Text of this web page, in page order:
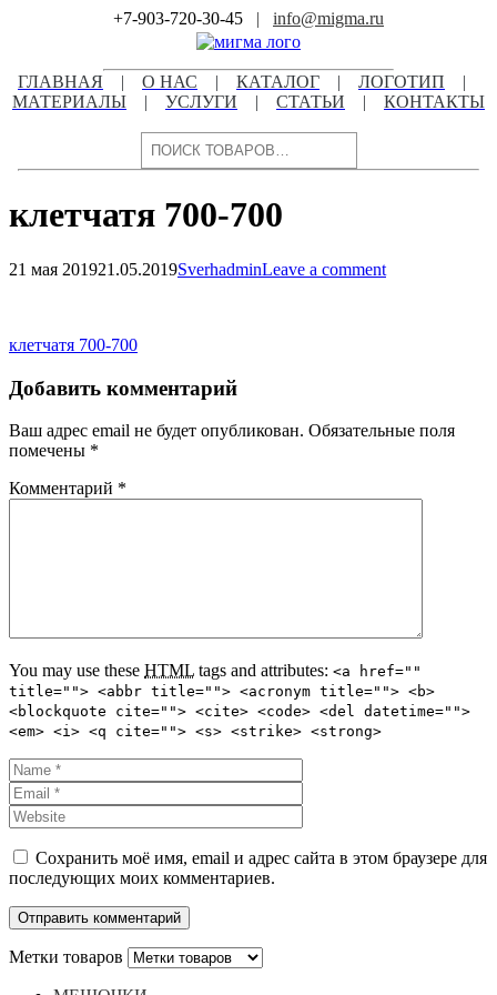
+7-903-720-30-45 | info@migma.ru
ГЛАВНАЯ | О НАС | КАТАЛОГ | ЛОГОТИП
|
МАТЕРИАЛЫ
| УСЛУГИ | СТАТЬИ | КОНТАКТЫ
Поиск
клетчатя 700-700
21 мая 201921.05.2019SverhadminLeave a comment
записям
Навигация
по
записям
клетчатя 700-700
Добавить комментарий
Ваш адрес email не будет опубликован. Обязательные поля
помечены *
Комментарий *
You may use these HTML tags and attributes: <a href=""
title=""> <abbr title=""> <acronym title=""> <b>
<blockquote cite=""> <cite> <code> <del datetime="">
<em> <i> <q cite=""> <s> <strike> <strong>
Сохранить моё имя, email и адрес сайта в этом браузере для
последующих моих комментариев.
Метки товаров